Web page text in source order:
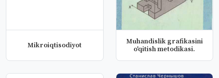
Mikroiqtisodiyot
Muhandislik grafikasini
o'qitish metodikasi.